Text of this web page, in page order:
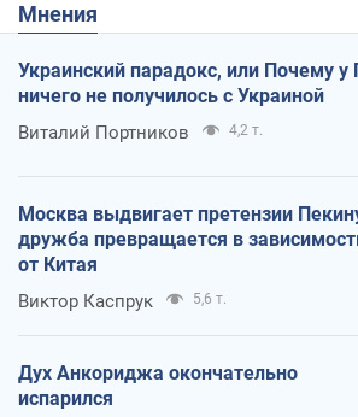
Мнения
Украинский парадокс, или Почему у
ничего не получилось с Украиной
Виталий Портников 4,2 т.
Москва выдвигает претензии
дружба превращается в
от Китая
Виктор Каспрук 5,6 т.
Дух Анкориджа окончательно
испарился